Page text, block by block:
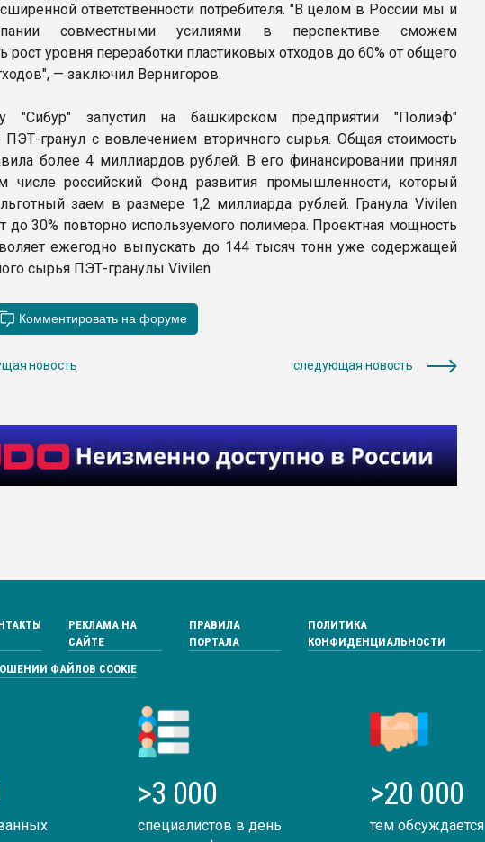
ответственности потребителя. "В целом в России мы и
совместными усилиями в перспективе сможем
рост уровня переработки пластиковых отходов до 60% от общего
— заключил Вернигоров.
"Сибур" запустил на башкирском предприятии "Полиэф"
ПЭТ-гранул с вовлечением вторичного сырья. Общая стоимость
более 4 миллиардов рублей. В его финансировании принял
числе российский Фонд развития промышленности, который
заем в размере 1,2 миллиарда рублей. Гранула Vivilen
до 30% повторно используемого полимера. Проектная мощность
ежегодно выпускать до 144 тысяч тонн уже содержащей
сырья ПЭТ-гранулы Vivilen
новость следующая новость
РЕКЛАМА НА
САЙТЕ
ПРАВИЛА
ПОРТАЛА
ПОЛИТИКА
КОНФИДЕНЦИАЛЬНОСТИ
ФАЙЛОВ COOKIE
>3 000
специалистов в день
>20 000
тем обсуждается